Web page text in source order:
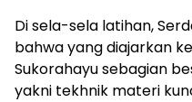
Di sela-sela latihan,
bahwa yang diajarkan
Sukorahayu sebagian
yakni tekhnik materi